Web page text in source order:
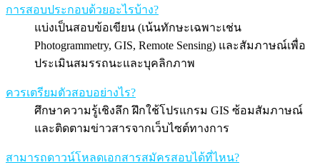
การสอบประกอบด้วยอะไรบ้าง?
แบ่งเป็นสอบข้อเขียน (เน้นทักษะเฉพาะเช่น
Photogrammetry, GIS, Remote Sensing) และสัมภาษณ์เพื่อ
ประเมินสมรรถนะและบุคลิกภาพ
ควรเตรียมตัวสอบอย่างไร?
ศึกษาความรู้เชิงลึก ฝึกใช้โปรแกรม GIS ซ้อมสัมภาษณ์
และติดตามข่าวสารจากเว็บไซต์ทางการ
สามารถดาวน์โหลดเอกสารสมัครสอบได้ที่ไหน?